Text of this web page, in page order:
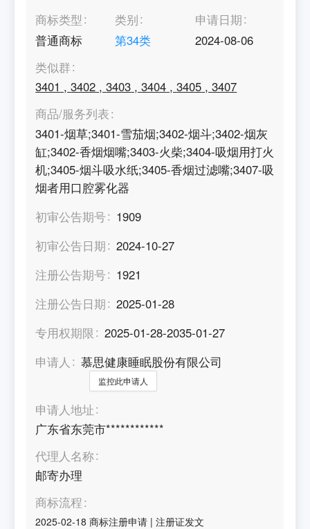
商标类型
普通商标
类别
第34类
申请日期
2024-08-06
类似群
3401 ,3402 ,3403 ,3404 ,3405 ,3407
商品/服务列表
3401-烟草;3401-雪茄烟;3402-烟斗;3402-烟灰
缸;3402-香烟烟嘴;3403-火柴;3404-吸烟用打火
机;3405-烟斗吸水纸;3405-香烟过滤嘴;3407-吸
烟者用口腔雾化器
初审公告期号
1909
初审公告日期
2024-10-27
注册公告期号
1921
注册公告日期
2025-01-28
专用权期限
2025-01-28-2035-01-27
申请人
慕思健康睡眠股份有限公司
监控此申请人
申请人地址
广东省东莞市************
代理人名称
邮寄办理
商标流程
2025-02-18 商标注册申请 |注册证发文